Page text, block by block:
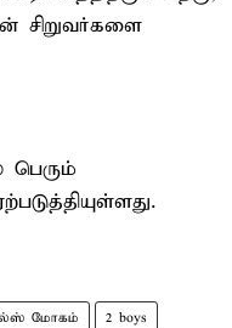
சிறுவர்களை
பெரும்
மோகம் 2 boys